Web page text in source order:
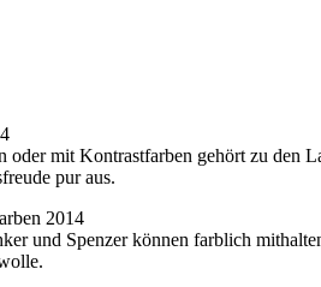
oder mit Kontrastfarben gehört zu den
pur aus.
und Spenzer können farblich